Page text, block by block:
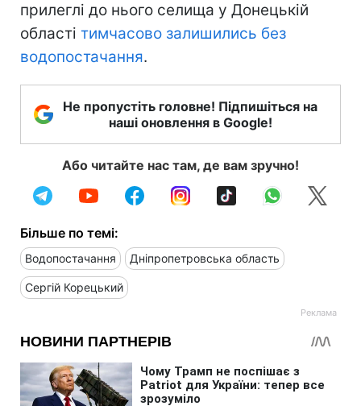
прилеглі до нього селища у Донецькій
області тимчасово залишились без
водопостачання.
Не пропустіть головне! Підпишіться на
наші оновлення в Google!
Або читайте нас там, де вам зручно!
Більше по темі:
Водопостачання Дніпропетровська область
Сергій Корецький